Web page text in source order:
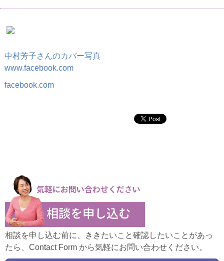
中村芳子さんのカバー写真
www.facebook.com
facebook.com
相談を申し込む前に、ききたいこと確認したいことがあっ
たら、Contact Form から気軽にお問い合わせください。